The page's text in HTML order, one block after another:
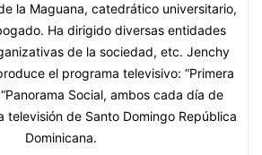
la Maguana, catedrático universitario,
Ha dirigido diversas entidades
de la sociedad, etc. Jenchy
el programa televisivo: “Primera
Social, ambos cada día de
televisión de Santo Domingo República
Dominicana.